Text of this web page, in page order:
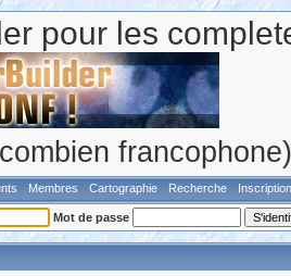
pour les
Membres Cartographie Recherche Inscription
Mot de passe